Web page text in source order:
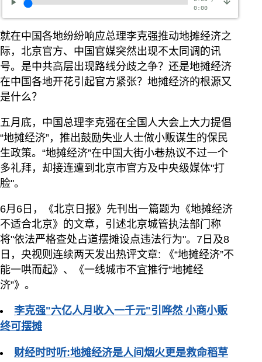
0:00
就在中国各地纷纷响应总理李克强推动地摊经济之
际，北京官方、中国官媒突然出现不太同调的讯
号。是中共高层出现路线分歧之争？还是地摊经济
在中国各地开花引起官方紧张？地摊经济的根源又
是什么？
五月底，中国总理李克强在全国人大会上大力提倡
“地摊经济”，推出鼓励失业人士做小贩谋生的保民
生政策。“地摊经济”在中国大街小巷热议不过一个
多礼拜，却接连遭到北京市官方及中央级媒体"打
脸"。
6月6日，《北京日报》先刊出一篇题为《地摊经济
不适合北京》的文章，引述北京城管执法部门称
将"依法严格查处占道摆摊设点违法行为"。7日及8
日，央视则连续两天发出热评文章: 《“地摊经济”不
能一哄而起》、《一线城市不宜推行“地摊经
济”》。
李克强"六亿人月收入一千元"引哗然 小商小贩
终可摆摊
财经时时听:地摊经济是人间烟火更是救命稻草